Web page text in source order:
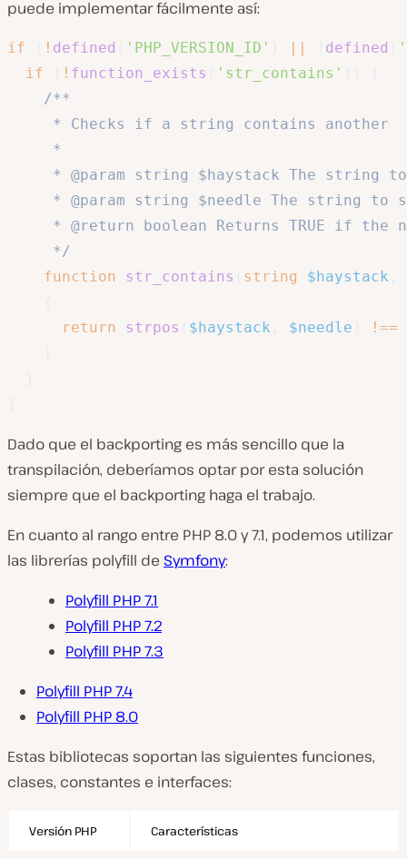
puede implementar fácilmente así:
if ! defined 'PHP_VERSION_ID' || defined
if
! function_exists 'str_contains'
/**
     * Checks if a string contains another
     *
* @param string $haystack The string
* @param string $needle The string to
* @return boolean Returns TRUE if the
     */
function
str_contains string $haystack
return
strpos $haystack $needle
!==
Dado que el backporting es más sencillo que la
transpilación, deberíamos optar por esta solución
siempre que el backporting haga el trabajo.
En cuanto al rango entre PHP 8.0 y 7.1, podemos utilizar
las librerías polyfill de Symfony:
Polyfill PHP 7.1
Polyfill PHP 7.2
Polyfill PHP 7.3
Polyfill PHP 7.4
Polyfill PHP 8.0
Estas bibliotecas soportan las siguientes funciones,
clases, constantes e interfaces:
Versión PHP Características